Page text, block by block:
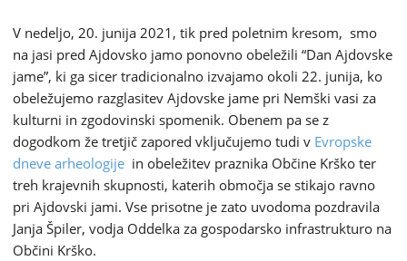
V nedeljo, 20. junija 2021, tik pred poletnim kresom, smo
na jasi pred Ajdovsko jamo ponovno obeležili “Dan Ajdovske
jame”, ki ga sicer tradicionalno izvajamo okoli 22. junija, ko
obeležujemo razglasitev Ajdovske jame pri Nemški vasi za
kulturni in zgodovinski spomenik. Obenem pa se z
dogodkom že tretjič zapored vključujemo tudi v Evropske
dneve arheologije in obeležitev praznika Občine Krško ter
treh krajevnih skupnosti, katerih območja se stikajo ravno
pri Ajdovski jami. Vse prisotne je zato uvodoma pozdravila
Janja Špiler, vodja Oddelka za gospodarsko infrastrukturo na
Občini Krško.